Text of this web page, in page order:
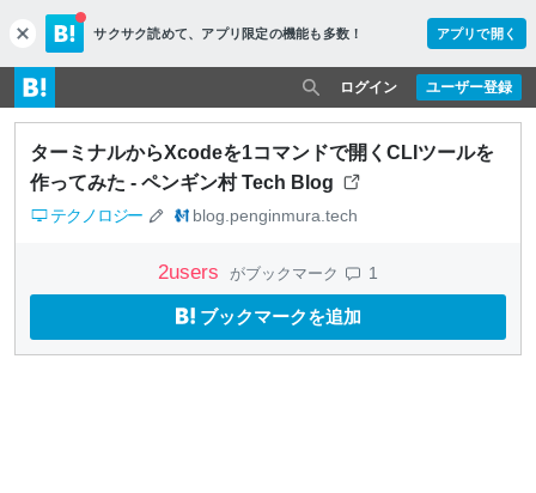
c
l
o
s
e
サクサク読めて、 アプリ限定の機能も多数！ アプリで開く
ユーザー登録
ログイン
ターミナルからXcodeを1コマンドで開くCLIツールを
作ってみた - ペンギン村 Tech Blog
テクノロジー blog.penginmura.tech
2users がブックマーク 1
ブックマークを追加